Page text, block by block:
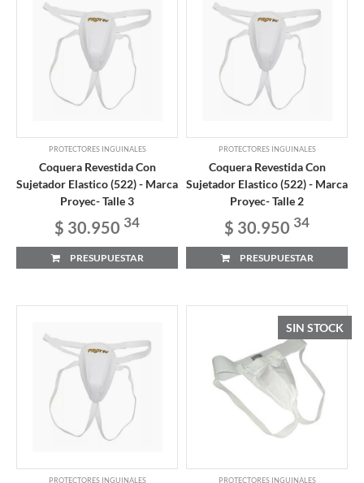
PROTECTORES INGUINALES
Coquera Revestida Con
Sujetador Elastico (522) - Marca
Proyec- Talle 3
$ 30.950 34
PRESUPUESTAR
PROTECTORES INGUINALES
Coquera Revestida Con
Sujetador Elastico (522) - Marca
Proyec- Talle 2
$ 30.950 34
PRESUPUESTAR
PROTECTORES INGUINALES
SIN STOCK
PROTECTORES INGUINALES